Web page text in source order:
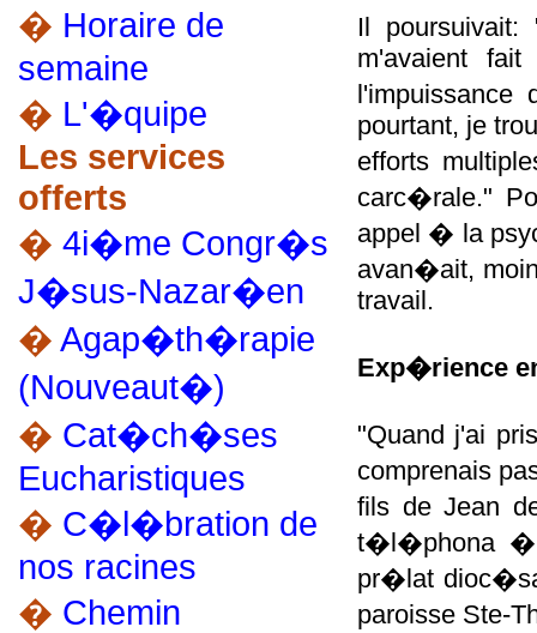
� Horaire de
semaine
� L'�quipe
Les services
offerts
� 4i�me Congr�s
J�sus-Nazar�en
� Agap�th�rapie
(Nouveaut�)
� Cat�ch�ses
Eucharistiques
� C�l�bration de
nos racines
� Chemin
Il
m'avaient
l'impuissance
pourtant, je
efforts
carc�rale."
appel � la
avan�ait,
travail.
Exp�rience
"Quand j'ai
comprenais
fils de Jean
t�l�phona �
pr�lat
paroisse Ste-